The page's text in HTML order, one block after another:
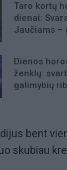
Taro kortų
dienai:
Jaučiams –
Dienos
ženklų:
galimybių
bent
skubiau